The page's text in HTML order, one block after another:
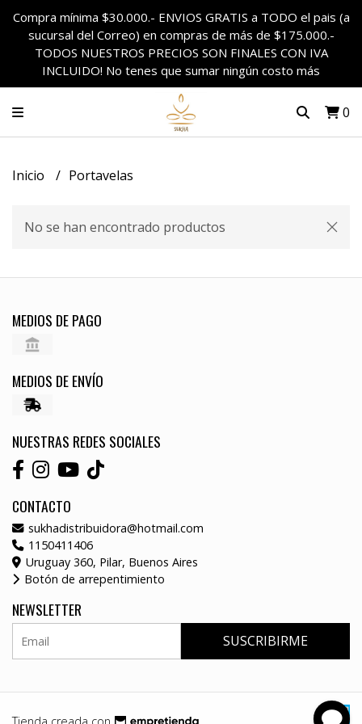
Compra mínima $30.000.- ENVIOS GRATIS a TODO el pais (a
sucursal del Correo) en compras de más de $175.000.-
TODOS NUESTROS PRECIOS SON FINALES CON IVA
INCLUIDO! No tenes que sumar ningún costo más
0
Inicio Portavelas
No se han encontrado productos
MEDIOS DE PAGO
MEDIOS DE ENVÍO
NUESTRAS REDES SOCIALES
CONTACTO
sukhadistribuidora@hotmail.com
1150411406
Uruguay 360, Pilar, Buenos Aires
Botón de arrepentimiento
NEWSLETTER
SUSCRIBIRME
Tienda creada con